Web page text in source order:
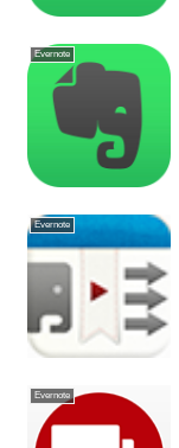
Evernote
Evernote
Evernote